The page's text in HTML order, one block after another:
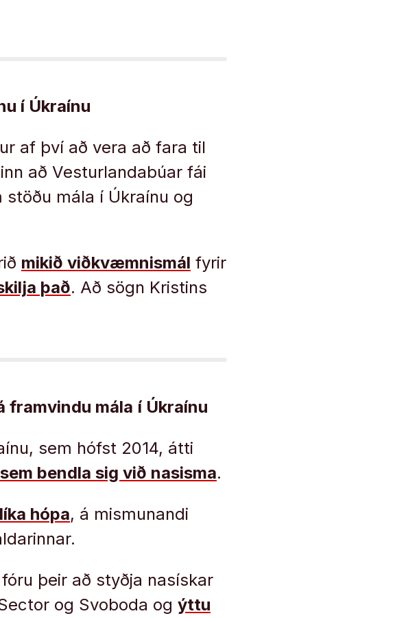
í Úkraínu
af því að vera að fara til
að Vesturlandabúar fái
mála í Úkraínu og
mikið viðkvæmnismál fyrir
það. Að sögn Kristins
framvindu mála í Úkraínu
sem hófst 2014, átti
bendla sig við nasisma.
hópa, á mismunandi
þeir að styðja nasískar
og Svoboda og ýttu